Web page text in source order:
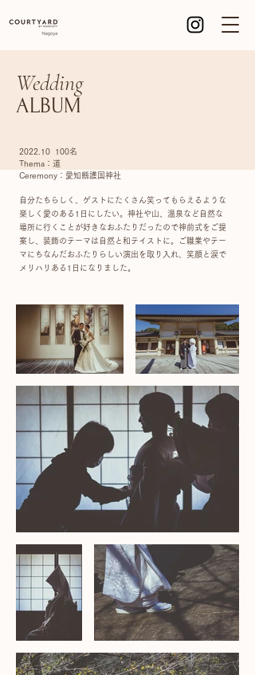
Wedding
ALBUM
2022.10 100名
Thema：道
Ceremony：愛知縣護国神社
自分たちらしく、ゲストにたくさん笑ってもらえるような
楽しく愛のある1日にしたい。神社や山、温泉など自然な
場所に行くことが好きなおふたりだったので神前式をご提
案し、装飾のテーマは自然と和テイストに。ご職業やテー
マにちなんだおふたりらしい演出を取り入れ、笑顔と涙で
メリハリある1日になりました。